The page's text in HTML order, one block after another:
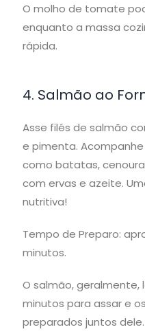
O molho de tomate
enquanto a massa
rápida.
4. Salmão ao
Asse filés de salmão
e pimenta.
como batatas,
com ervas e azeite.
nutritiva!
Tempo de Preparo:
minutos.
O salmão, geralmente,
minutos para assar e
preparados juntos dele.